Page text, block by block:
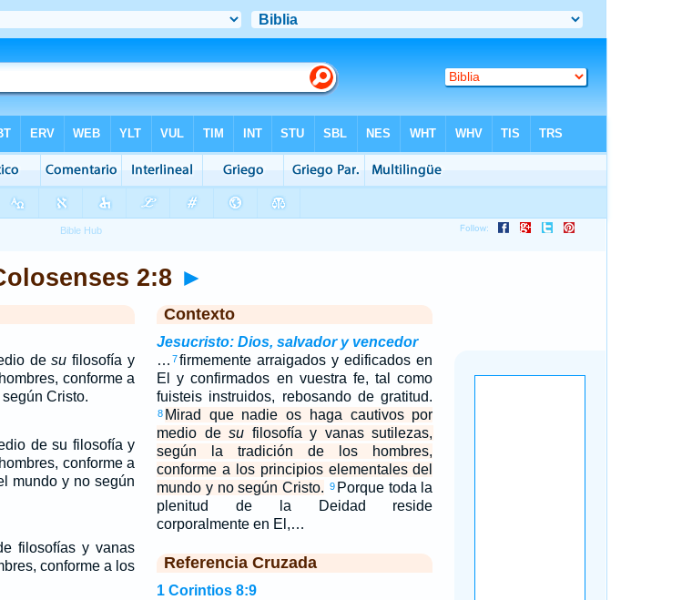
2:8 ►
desu filosofía y
conforme a
Cristo.
de su filosofía y
conforme a
mundo y no según
filosofías y vanas
conforme a los
Contexto
Jesucristo: Dios, salvador y vencedor
… 7firmemente arraigados y edificados en
El y confirmados en vuestra fe, tal como
fuisteis instruidos, rebosando de gratitud.
8 Mirad que nadie os haga cautivos por
medio desu filosofía y vanas sutilezas,
según la tradición de los hombres,
conforme a los principios elementales del
mundo y no según Cristo. 9 Porque toda la
plenitud de la Deidad reside
corporalmente en El,…
Referencia Cruzada
1 Corintios 8:9